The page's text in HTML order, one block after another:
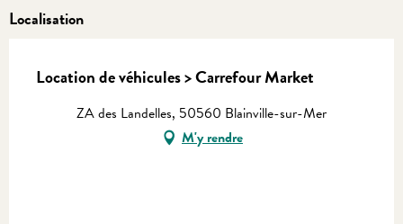
Localisation
Location de véhicules > Carrefour Market
ZA des Landelles, 50560 Blainville-sur-Mer
M'y rendre